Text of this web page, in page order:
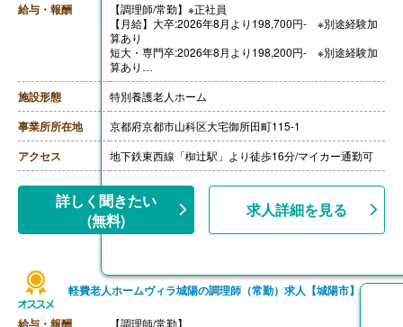
給与・報酬
【調理師/常勤】※正社員
【月給】大卒:2026年8月より198,700円- ※別途経験加
算あり
短大・専門卒:2026年8月より198,200円- ※別途経験加
算あり
［内訳］
・基本給
・地域職種調整手当
・処遇改善加算手当
・皆勤手当
［その他手当］
・早出/遅出手当 500円/回（8月から1,000円/回）
【賞与】年2回
【通勤手当】あり（上限50,000円/月）
【昇給】あり（年1回）
施設形態 特別養護老人ホーム
事業所所在地 京都府京都市山科区大宅御所田町115-1
アクセス 地下鉄東西線「椥辻駅」より徒歩16分/マイカー通勤可
詳しく聞きたい
(無料)
求人詳細を見る
軽費老人ホームヴィラ城陽の調理師（常勤）求人【城陽市】
給与・報酬 【調理師/常勤】